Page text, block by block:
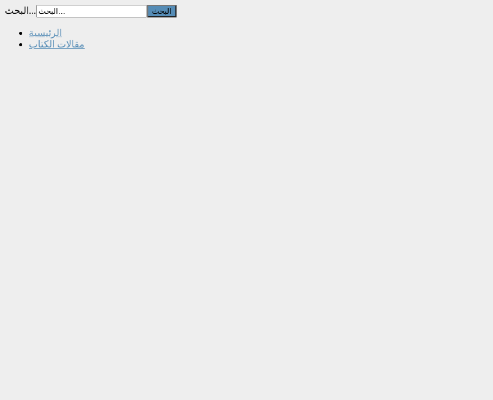
البحث...
الرئيسية
مقالات الكتاب